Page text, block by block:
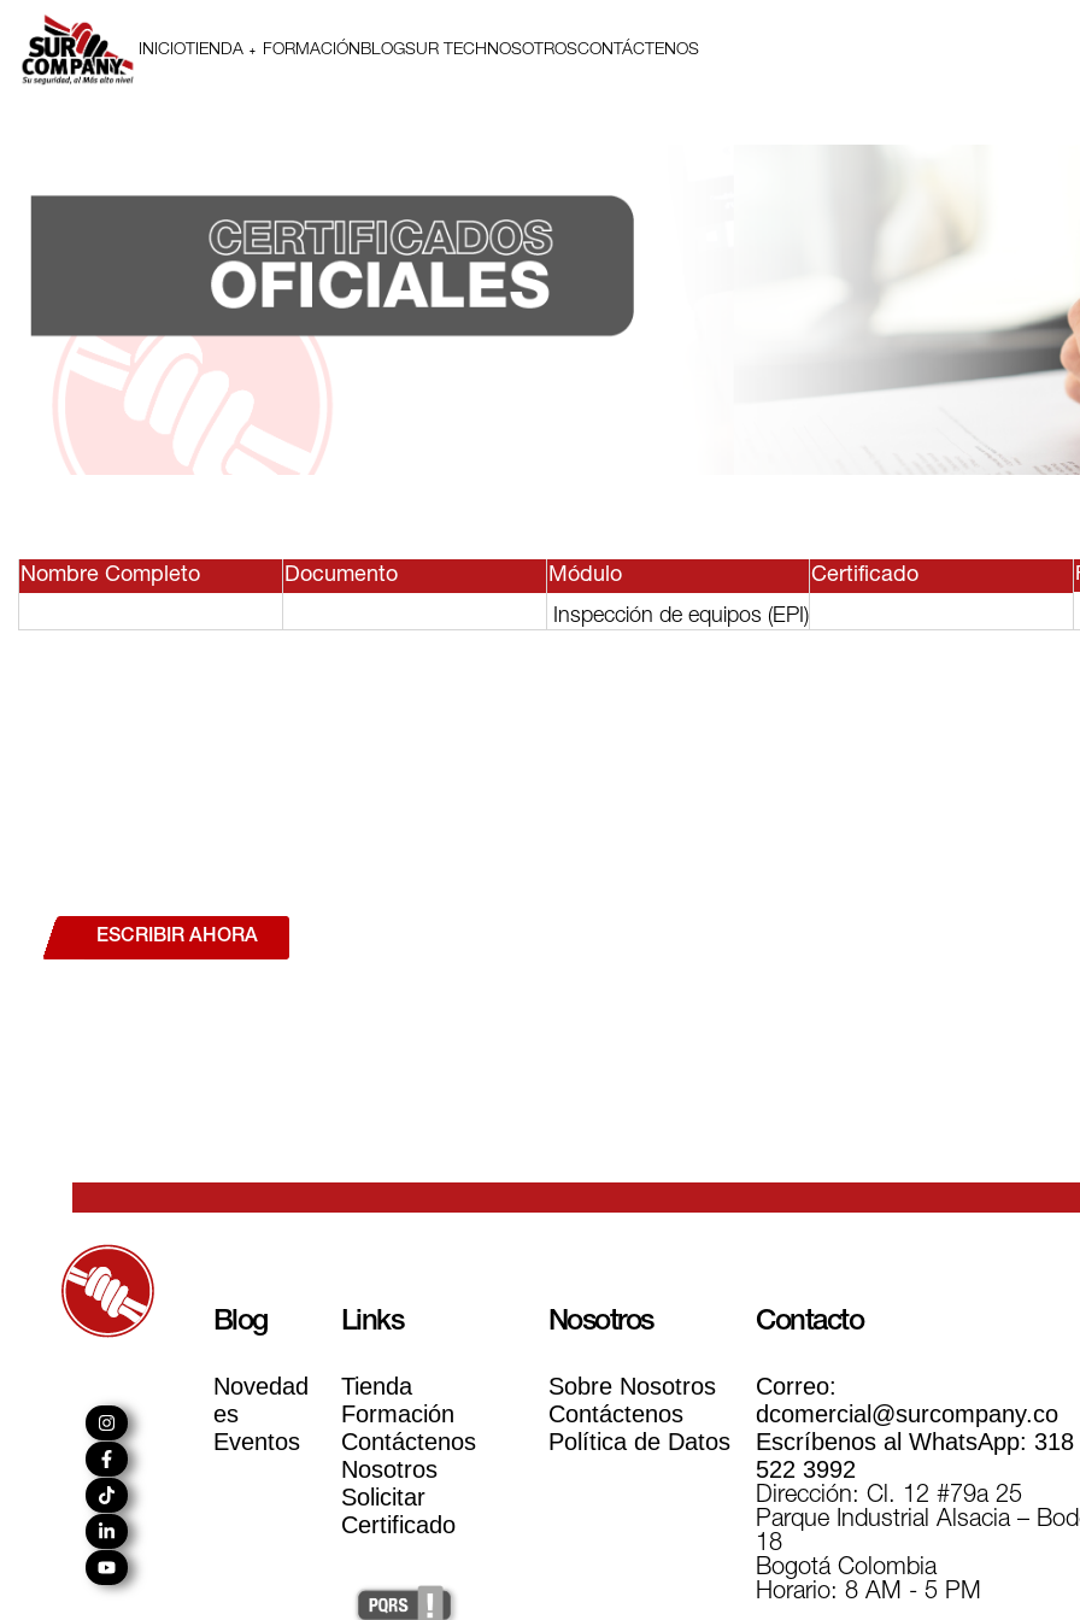
INICIO TIENDA FORMACIÓNBLOGSUR TECHNOSOTROSCONTÁCTENOS
Nombre Completo Documento
Módulo
Inspección de equipos (EPI)
Certificado
ESCRIBIR AHORA
Blog
Novedad
es
Eventos
Links
Tienda
Formación
Contáctenos
Nosotros
Solicitar
Certificado
Nosotros
Sobre Nosotros
Contáctenos
Política de Datos
Contacto
Correo:
dcomercial@surcompany.co
Escríbenos al WhatsApp: 318
522 3992
Dirección: Cl. 12 #79a 25
Parque Industrial Alsacia –
18
Bogotá Colombia
Horario: 8 AM - 5 PM